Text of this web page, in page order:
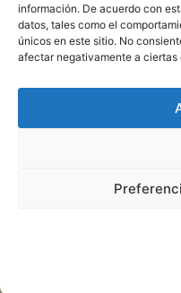
información. De acuerdo con
datos, tales como el
únicos en este sitio. No
afectar negativamente a
SUSCRIBIRSE
POLÍTICA DE